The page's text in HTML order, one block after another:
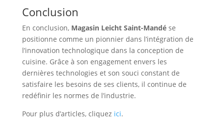
Conclusion
En conclusion, Magasin Leicht Saint-Mandése
positionne comme un pionnier dans l’intégration de
l’innovation technologique dans la conception de
cuisine. Grâce à son engagement envers les
dernières technologies et son souci constant de
satisfaire les besoins de ses clients, il continue de
redéfinir les normes de l’industrie.
Pour plus d’articles, cliquez ici.